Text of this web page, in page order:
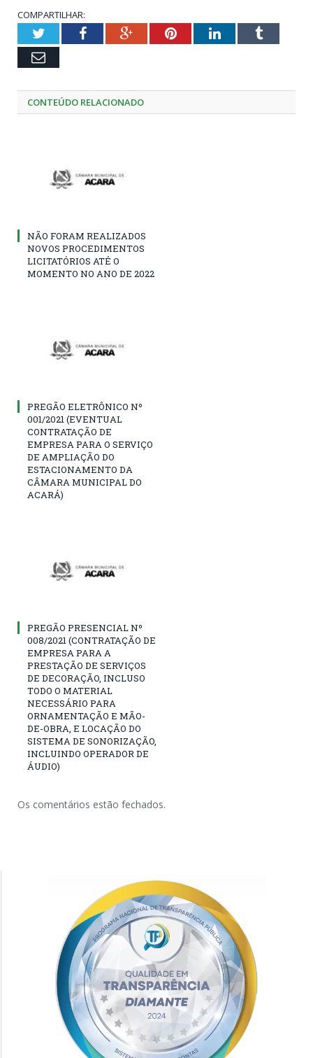
COMPARTILHAR:
TwitterFacebookGoogle+PinterestLinkedInTumblr
Email
CONTEÚDO RELACIONADO
NÃO FORAM REALIZADOS
NOVOS PROCEDIMENTOS
LICITATÓRIOS ATÉ O
MOMENTO NO ANO DE 2022
PREGÃO ELETRÔNICO Nº
001/2021 (EVENTUAL
CONTRATAÇÃO DE
EMPRESA PARA O SERVIÇO
DE AMPLIAÇÃO DO
ESTACIONAMENTO DA
CÂMARA MUNICIPAL DO
ACARÁ)
PREGÃO PRESENCIAL Nº
008/2021 (CONTRATAÇÃO DE
EMPRESA PARA A
PRESTAÇÃO DE SERVIÇOS
DE DECORAÇÃO, INCLUSO
TODO O MATERIAL
NECESSÁRIO PARA
ORNAMENTAÇÃO E MÃO-
DE-OBRA, E LOCAÇÃO DO
SISTEMA DE SONORIZAÇÃO,
INCLUINDO OPERADOR DE
ÁUDIO)
Os comentários estão fechados.